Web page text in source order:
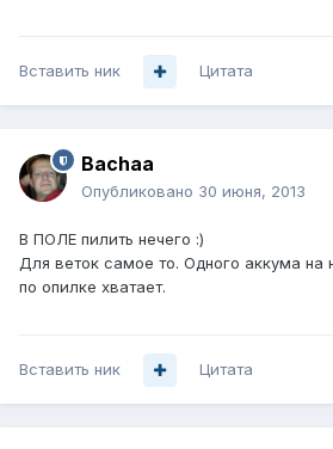
Вставить ник Цитата
Bachaa
Опубликовано 30 июня, 2013
В ПОЛЕ пилить нечего :)
Для веток самое то. Одного аккума на
по опилке хватает.
Вставить ник Цитата